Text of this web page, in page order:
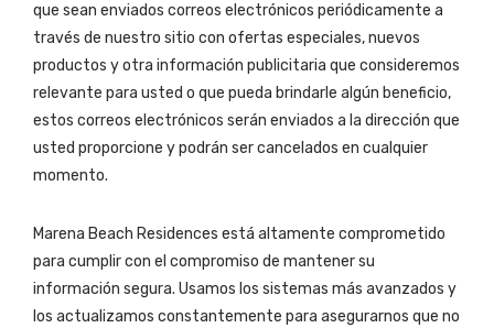
que sean enviados correos electrónicos periódicamente a
través de nuestro sitio con ofertas especiales, nuevos
productos y otra información publicitaria que consideremos
relevante para usted o que pueda brindarle algún beneficio,
estos correos electrónicos serán enviados a la dirección que
usted proporcione y podrán ser cancelados en cualquier
momento.
Marena Beach Residences está altamente comprometido
para cumplir con el compromiso de mantener su
información segura. Usamos los sistemas más avanzados y
los actualizamos constantemente para asegurarnos que no